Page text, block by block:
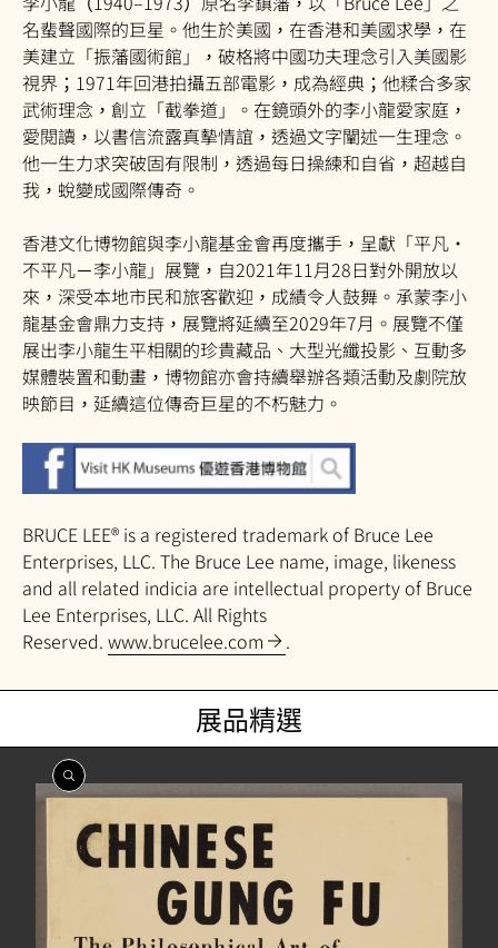
名蜚聲國際的巨星。他生於美國，在香港和美國求學，在
美建立「振藩國術館」，破格將中國功夫理念引入美國影
視界；1971年回港拍攝五部電影，成為經典；他糅合多家
武術理念，創立「截拳道」。在鏡頭外的李小龍愛家庭，
愛閱讀，以書信流露真摰情誼，透過文字闡述一生理念。
他一生力求突破固有限制，透過每日操練和自省，超越自
我，蛻變成國際傳奇。
香港文化博物館與李小龍基金會再度攜手，呈獻「平凡•
不平凡－李小龍」展覽，自2021年11月28日對外開放以
來，深受本地市民和旅客歡迎，成績令人鼓舞。承蒙李小
龍基金會鼎力支持，展覽將延續至2029年7月。展覽不僅
展出李小龍生平相關的珍貴藏品、大型光纖投影、互動多
媒體裝置和動畫，博物館亦會持續舉辦各類活動及劇院放
映節目，延續這位傳奇巨星的不朽魅力。
BRUCE LEE® is a registered trademark of Bruce Lee
Enterprises, LLC. The Bruce Lee name, image, likeness
and all related indicia are intellectual property of Bruce
Lee Enterprises, LLC. All Rights
Reserved. www.brucelee.com .
展品精選
開
啟
開
啟
開
啟
開
啟
開
啟
開
啟
開
啟
開
啟
開
啟
開
啟
開
啟
開
啟